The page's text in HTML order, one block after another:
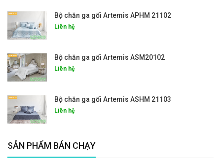
Bộ chăn ga gối Artemis APHM 21102
Liên hệ
Bộ chăn ga gối Artemis ASM20102
Liên hệ
Bộ chăn ga gối Artemis ASHM 21103
Liên hệ
SẢN PHẨM BÁN CHẠY